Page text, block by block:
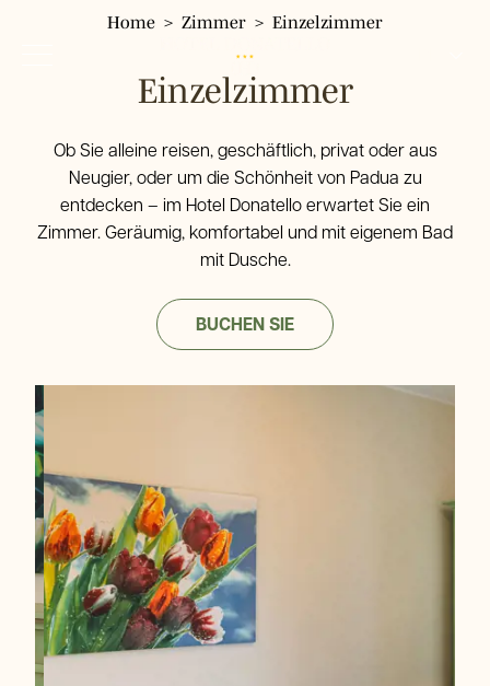
Hotel Donatello
Hotel
Zimmer
Einzelzimmer
Classic-Doppelzimmer
Dreibettzimmer
Vierbettzimmer
Dienstleistungen
Umgebung
Restaurant Pizzeria Fresco
Gallery
Tour & Tickets
Home Zimmer Einzelzimmer
Einzelzimmer
Ob Sie alleine reisen, geschäftlich, privat oder aus
Neugier, oder um die Schönheit von Padua zu
entdecken – im Hotel Donatello erwartet Sie ein
Zimmer. Geräumig, komfortabel und mit eigenem Bad
mit Dusche.
BUCHEN SIE